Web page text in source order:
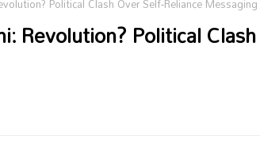
Revolution? Political